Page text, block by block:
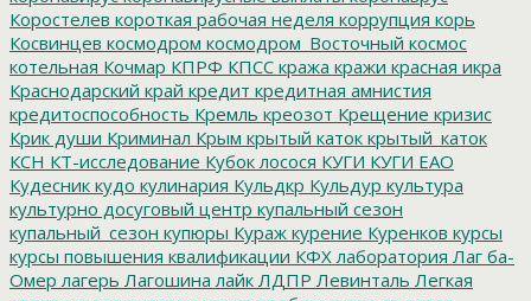
Коростелев короткая рабочая неделя коррупция корь
Косвинцев космодром космодром_Восточный космос
котельная Кочмар КПРФ КПСС кража кражи красная икра
Краснодарский край кредит кредитная амнистия
кредитоспособность Кремль креозот Крещение кризис
Крик души Криминал Крым крытый каток крытый_каток
КСН КТ-исследование Кубок лосося КУГИ КУГИ ЕАО
Кудесник кудо кулинария Кульдкр Кульдур культура
культурно досуговый центр купальный сезон
купальный_сезон купюры Кураж курение Куренков курсы
курсы повышения квалификации КФХ лаборатория Лаг ба-
Омер лагерь Лагошина лайк ЛДПР Левинталь Легкая